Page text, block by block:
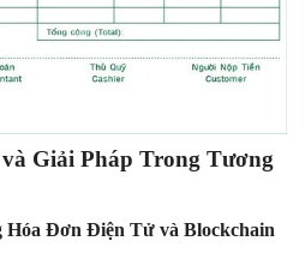
Giải Pháp Trong Tương
Hóa Đơn Điện Tử và Blockchain